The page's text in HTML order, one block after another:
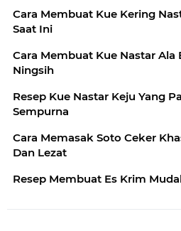
Cara Membuat Kue Kering
Saat Ini
Cara Membuat Kue Nastar Ala
Ningsih
Resep Kue Nastar Keju Yang
Sempurna
Cara Memasak Soto Ceker
Dan Lezat
Resep Membuat Es Krim